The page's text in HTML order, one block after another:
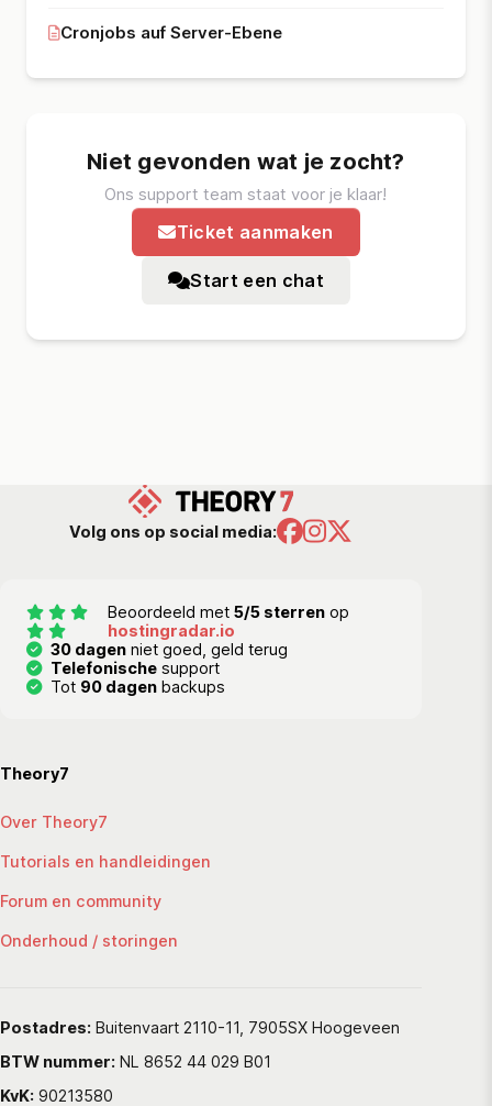
Cronjobs auf Server-Ebene
Niet gevonden wat je zocht?
Ons support team staat voor je klaar!
Ticket aanmaken
Start een chat
Volg ons op social media:
Beoordeeld met 5/5 sterrenop
hostingradar.io
30 dagen niet goed, geld terug
Telefonische support
Tot 90 dagen backups
Theory7
Over Theory7
Tutorials en handleidingen
Forum en community
Onderhoud / storingen
Postadres: Buitenvaart 2110-11, 7905SX Hoogeveen
BTW nummer: NL 8652 44 029 B01
KvK: 90213580